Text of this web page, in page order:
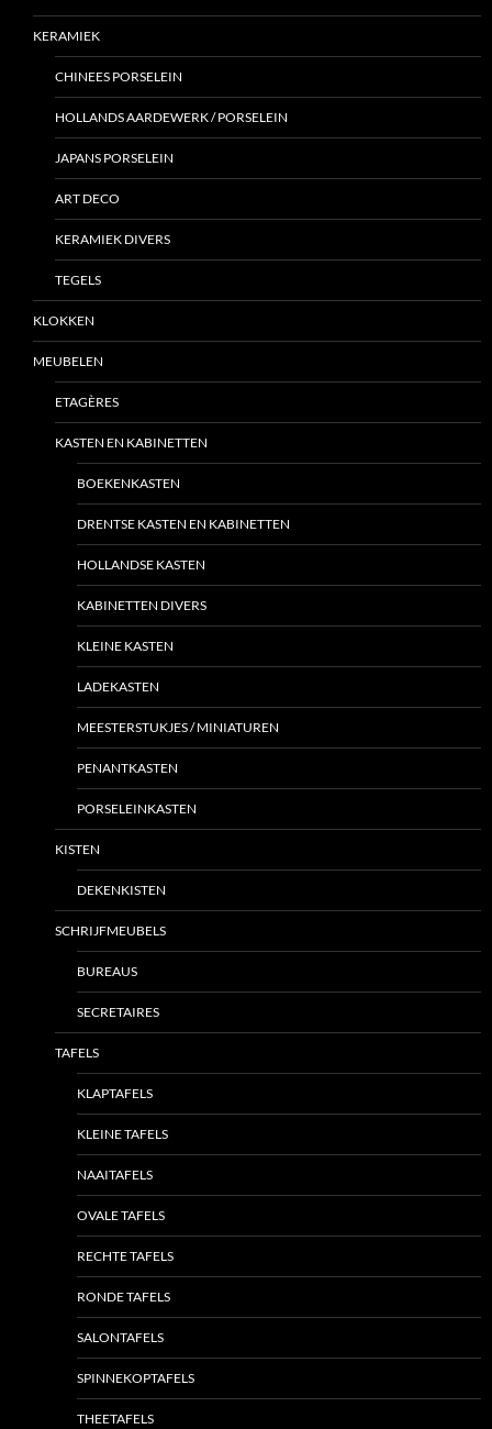
KERAMIEK
CHINEES PORSELEIN
HOLLANDS AARDEWERK / PORSELEIN
JAPANS PORSELEIN
ART DECO
KERAMIEK DIVERS
TEGELS
KLOKKEN
MEUBELEN
ETAGÈRES
KASTEN EN KABINETTEN
BOEKENKASTEN
DRENTSE KASTEN EN KABINETTEN
HOLLANDSE KASTEN
KABINETTEN DIVERS
KLEINE KASTEN
LADEKASTEN
MEESTERSTUKJES / MINIATUREN
PENANTKASTEN
PORSELEINKASTEN
KISTEN
DEKENKISTEN
SCHRIJFMEUBELS
BUREAUS
SECRETAIRES
TAFELS
KLAPTAFELS
KLEINE TAFELS
NAAITAFELS
OVALE TAFELS
RECHTE TAFELS
RONDE TAFELS
SALONTAFELS
SPINNEKOPTAFELS
THEETAFELS